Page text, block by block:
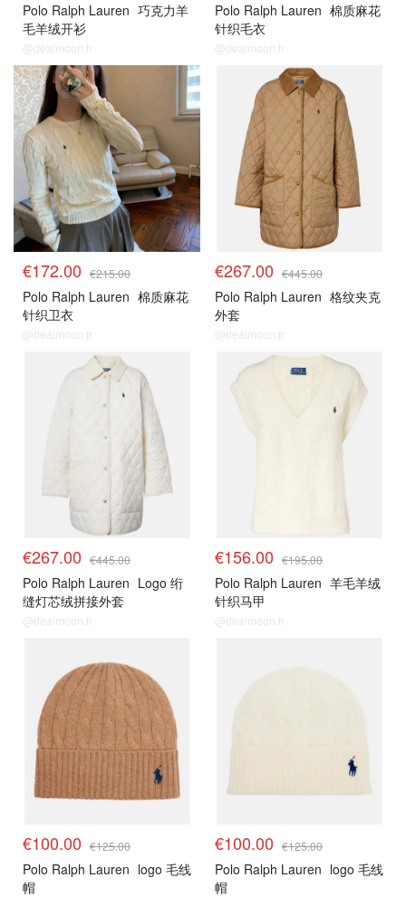
Polo Ralph Lauren 巧克力羊
毛羊绒开衫
@dealmoon.fr
Polo Ralph Lauren 棉质麻花
针织毛衣
@dealmoon.fr
€172.00 €215.00
Polo Ralph Lauren 棉质麻花
针织卫衣
@dealmoon.fr
€267.00 €445.00
Polo Ralph Lauren 格纹夹克
外套
@dealmoon.fr
€267.00 €445.00
Polo Ralph Lauren Logo 绗
缝灯芯绒拼接外套
@dealmoon.fr
€156.00 €195.00
Polo Ralph Lauren 羊毛羊绒
针织马甲
@dealmoon.fr
€100.00 €125.00
Polo Ralph Lauren logo 毛线
帽
€100.00 €125.00
Polo Ralph Lauren logo 毛线
帽